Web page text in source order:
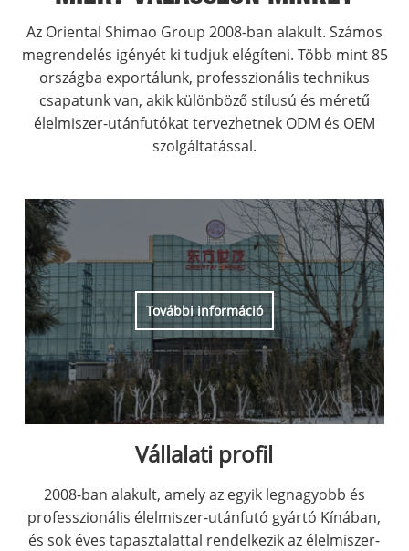
Az Oriental Shimao Group 2008-ban alakult. Számos
megrendelés igényét ki tudjuk elégíteni. Több mint 85
országba exportálunk, professzionális technikus
csapatunk van, akik különböző stílusú és méretű
élelmiszer-utánfutókat tervezhetnek ODM és OEM
szolgáltatással.
További információ
Vállalati profil
2008-ban alakult, amely az egyik legnagyobb és
professzionális élelmiszer-utánfutó gyártó Kínában,
és sok éves tapasztalattal rendelkezik az élelmiszer-